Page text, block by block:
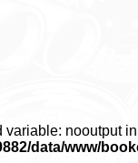
variable: nooutput in
data/www/